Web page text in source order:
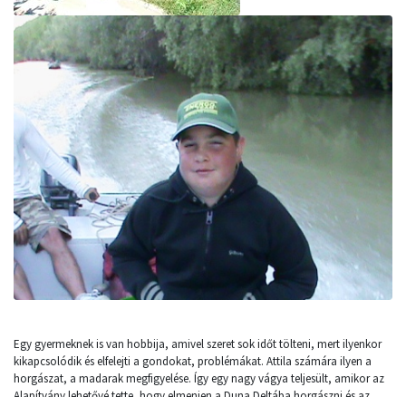
Egy gyermeknek is van hobbija, amivel szeret sok időt tölteni, mert ilyenkor
kikapcsolódik és elfelejti a gondokat, problémákat. Attila számára ilyen a
horgászat, a madarak megfigyelése. Így egy nagy vágya teljesült, amikor az